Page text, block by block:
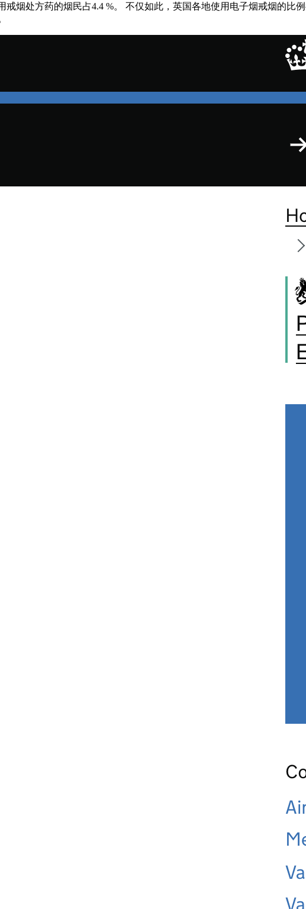
烟处方药的烟民占4.4 %。 不仅如此，英国各地使用电子烟戒烟的比